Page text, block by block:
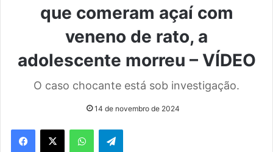
que comeram açaí com
veneno de rato, a
adolescente morreu – VÍDEO
O caso chocante está sob investigação.
14 de novembro de 2024
WhatsAppTelegram